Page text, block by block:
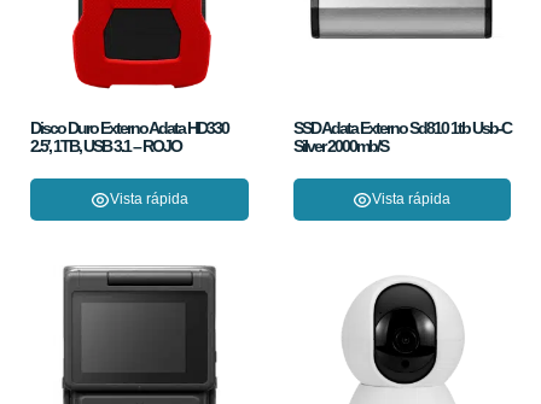
Disco Duro Externo Adata HD330
2.5′, 1TB, USB 3.1 – ROJO
Vista rápida
SSD Adata Externo Sd810 1tb Usb-C
Silver 2000mb/S
Vista rápida